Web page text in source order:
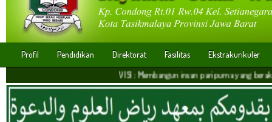
Profil Pendidikan Direktorat Fasilitas
Ekstrakurikuler
VISI : Membangun insan paripurna yang berakhlakul